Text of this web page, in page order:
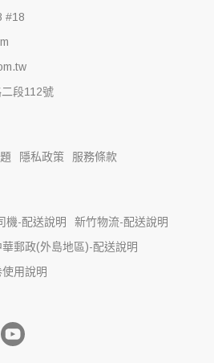
#18
段112號
隱私政策 服務條款
機-配送說明
新竹物流-配送說明
華郵政(外島地區)-配送說明
用說明